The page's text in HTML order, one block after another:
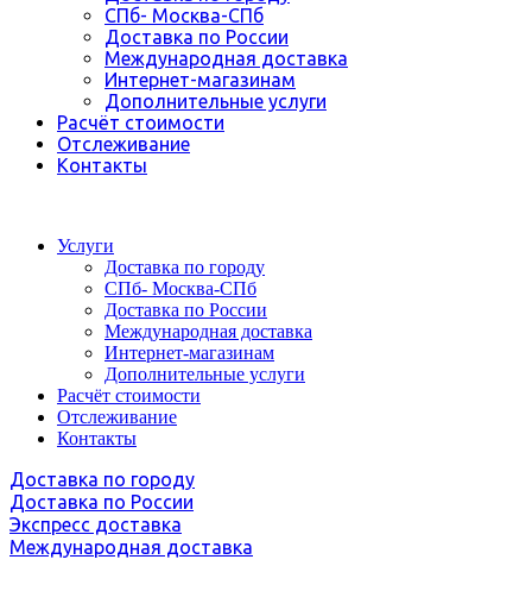
СПб- Москва-СПб
Доставка по России
Международная доставка
Интернет-магазинам
Дополнительные услуги
Расчёт стоимости
Отслеживание
Контакты
Услуги
Доставка по городу
СПб- Москва-СПб
Доставка по России
Международная доставка
Интернет-магазинам
Дополнительные услуги
Расчёт стоимости
Отслеживание
Контакты
Доставка по городу
Доставка по России
Экспресс доставка
Международная доставка